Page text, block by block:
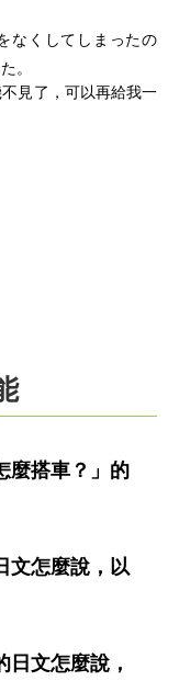
なくしてしまったの
。
見了，可以再給我一
麼搭車？」的
文怎麼說，以
文怎麼說，